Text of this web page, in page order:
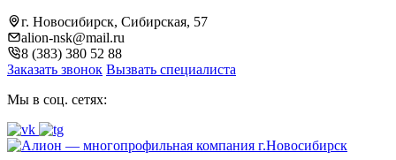
г. Новосибирск, Сибирская, 57
alion-nsk@mail.ru
8 (383) 380 52 88
Заказать звонок Вызвать специалиста
Мы в соц. сетях: